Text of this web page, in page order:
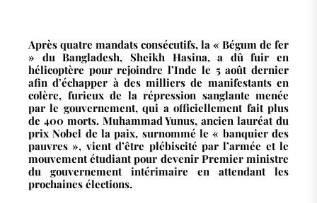
Après quatre mandats consécutifs, la « Bégum de fer
» du Bangladesh, Sheikh Hasina, a dû fuir en
hélicoptère pour rejoindre l’Inde le 5 août dernier
afin d’échapper à des milliers de manifestants en
colère, furieux de la répression sanglante menée
par le gouvernement, qui a officiellement fait plus
de 400 morts. Muhammad Yunus, ancien lauréat du
prix Nobel de la paix, surnommé le « banquier des
pauvres », vient d’être plébiscité par l’armée et le
mouvement étudiant pour devenir Premier ministre
du gouvernement intérimaire en attendant les
prochaines élections.